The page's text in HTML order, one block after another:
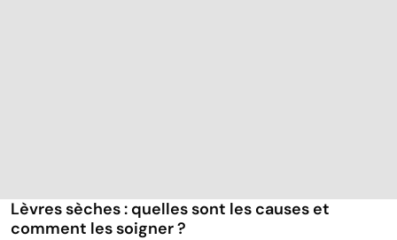
Lèvres sèches : quelles sont les causes et
comment les soigner ?